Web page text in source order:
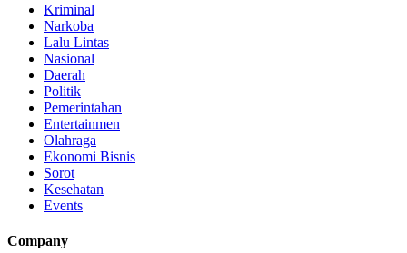
Kriminal
Narkoba
Lalu Lintas
Nasional
Daerah
Politik
Pemerintahan
Entertainmen
Olahraga
Ekonomi Bisnis
Sorot
Kesehatan
Events
Company